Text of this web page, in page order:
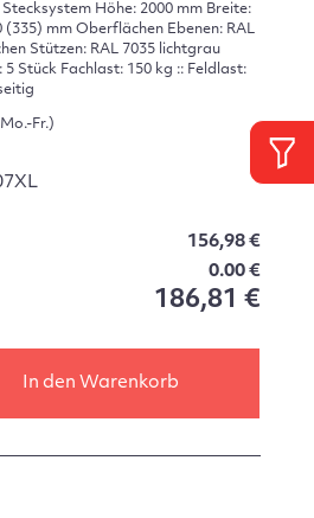
Höhe: 2000 mm Breite:
(335) mm Oberflächen Ebenen: RAL
Stützen: RAL 7035 lichtgrau
5 Stück Fachlast: 150 kg :: Feldlast:
Fr.)
156,98 €
0.00 €
186,81 €
In den Warenkorb